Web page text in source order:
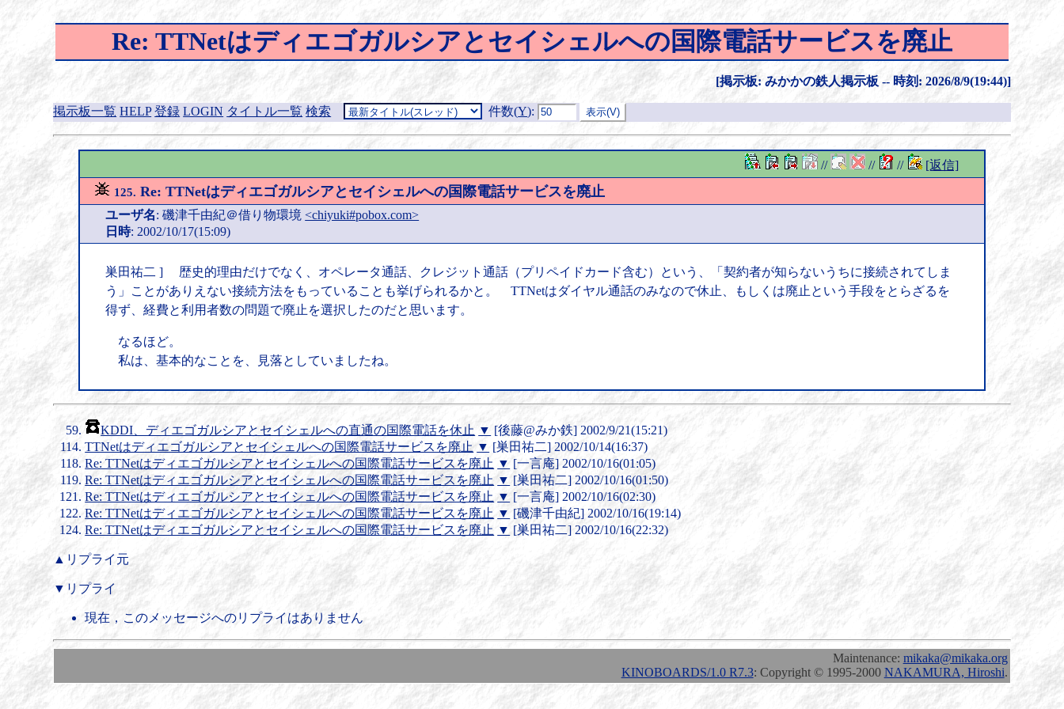
Re: TTNetはディエゴガルシアとセイシェルへの国際電話サービスを廃止
[掲示板: みかかの鉄人掲示板 -- 時刻: 2026/8/9(19:44)]
掲示板一覧 HELP 登録 LOGIN タイトル一覧 検索 件数(Y):
// // // [返信]
125. Re: TTNetはディエゴガルシアとセイシェルへの国際電話サービスを廃止
ユーザ名: 磯津千由紀＠借り物環境 <chiyuki#pobox.com>
日時: 2002/10/17(15:09)
巣田祐二 ] 歴史的理由だけでなく、オペレータ通話、クレジット通話（プリペイドカード含む）という、「契約者が知らないうちに接続されてしま
う」ことがありえない接続方法をもっていることも挙げられるかと。 TTNetはダイヤル通話のみなので休止、もしくは廃止という手段をとらざるを
得ず、経費と利用者数の問題で廃止を選択したのだと思います。
なるほど。
私は、基本的なことを、見落としていましたね。
KDDI、ディエゴガルシアとセイシェルへの直通の国際電話を休止 ▼ [後藤@みか鉄] 2002/9/21(15:21)
TTNetはディエゴガルシアとセイシェルへの国際電話サービスを廃止 ▼ [巣田祐二] 2002/10/14(16:37)
Re: TTNetはディエゴガルシアとセイシェルへの国際電話サービスを廃止 ▼ [一言庵] 2002/10/16(01:05)
Re: TTNetはディエゴガルシアとセイシェルへの国際電話サービスを廃止 ▼ [巣田祐二] 2002/10/16(01:50)
Re: TTNetはディエゴガルシアとセイシェルへの国際電話サービスを廃止 ▼ [一言庵] 2002/10/16(02:30)
Re: TTNetはディエゴガルシアとセイシェルへの国際電話サービスを廃止 ▼ [磯津千由紀] 2002/10/16(19:14)
Re: TTNetはディエゴガルシアとセイシェルへの国際電話サービスを廃止 ▼ [巣田祐二] 2002/10/16(22:32)
▲リプライ元
▼リプライ
現在，このメッセージへのリプライはありません
Maintenance: mikaka@mikaka.org
KINOBOARDS/1.0 R7.3: Copyright © 1995-2000 NAKAMURA, Hiroshi.